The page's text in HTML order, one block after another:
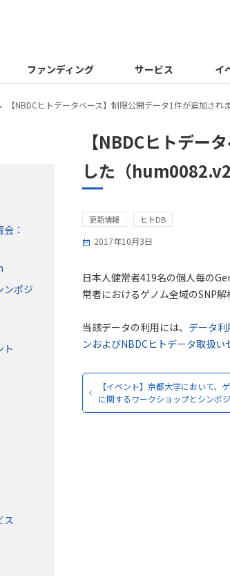
ファンディング サービス イ
【NBDCヒトデータベース】制限公開データ1件が追加され
【NBDCヒトデー
した（hum0082.v2
更新情報 ヒトDB
2017年10月3日
日本人健常者419名の個人毎の
常者におけるゲノム全域のSNP
当該データの利用には、 データ
ンおよびNBDCヒトデータ取扱
【イベント】京都大学において、
に関するワークショップとシンポ
：
ンポジ
ト
ス